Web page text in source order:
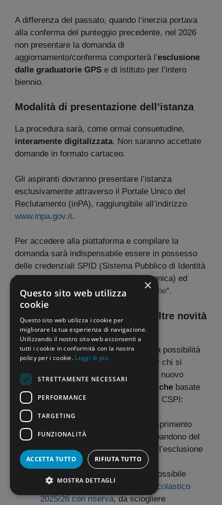
A differenza del passato, quando l’inerzia portava
alla conferma del punteggio precedente, nel 2026
non presentare la domanda di
aggiornamento/conferma comporterà l’esclusione
dalle graduatorie GPS e di istituto per l’intero
biennio.
Modalità di presentazione dell’istanza
La procedura sarà, come ormai consuetudine,
interamente digitalizzata. Non saranno accettate
domande in formato cartaceo.
Gli aspiranti dovranno presentare l’istanza
esclusivamente attraverso il Portale Unico del
Reclutamento (inPA), raggiungibile all’indirizzo
www.inpa.gov.it.
Per accedere alla piattaforma e compilare la
domanda sarà indispensabile essere in possesso
delle credenziali SPID (Sistema Pubblico di Identità
Digitale) o CIE (Carta d’Identità Elettronica) ed
essere abilitati al servizio “Istanze online“.
Uno sguardo d’insieme sulle altre novità
2026
Oltre all’obbligo di aggiornamento e alla possibilità
di iscrizione con riserva in I fascia (per chi si
abilita/specializza entro il 30 giugno), il nuovo
biennio porta con sé
numerose modifiche basate
sulla
BOZZA DELL’OM e sui pareri del CSPI:
previsto un netto inasprimento
delle sanzioni per rinuncia o abbandono del
servizio, che possono portare all’esclusione
biennale.
sarà possibile
dichiarare il servizio dell’anno scolastico
2025/26 con riserva, da sciogliere
×
Questo sito web utilizza
cookie
Questo sito web utilizza i cookie per
migliorare la tua esperienza di navigazione.
Utilizzando il nostro sito web acconsenti a
tutti i cookie in conformità con la nostra
policy per i cookie. Leggi di più
STRETTAMENTE NECESSARI
PERFORMANCE
TARGETING
FUNZIONALITÀ
ACCETTA TUTTO RIFIUTA TUTTO
MOSTRA DETTAGLI